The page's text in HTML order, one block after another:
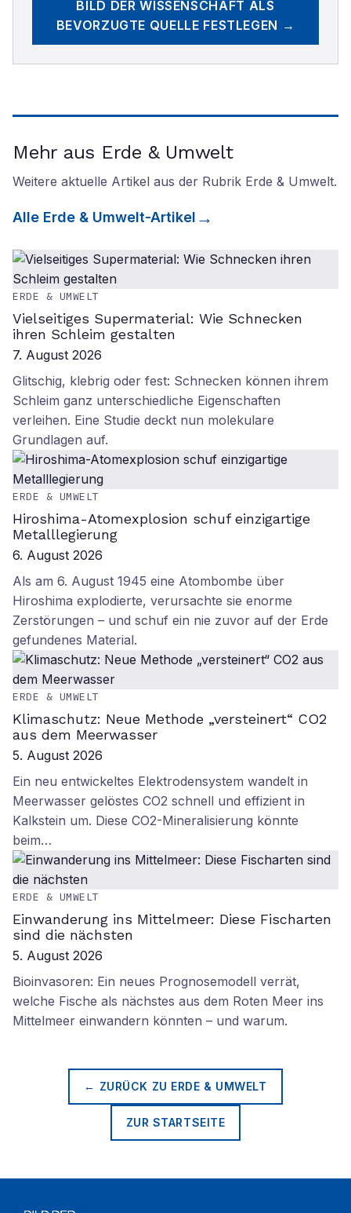
BILD DER WISSENSCHAFT ALS
BEVORZUGTE QUELLE FESTLEGEN →
Mehr aus Erde & Umwelt
Weitere aktuelle Artikel aus der Rubrik Erde & Umwelt.
Alle Erde & Umwelt-Artikel
ERDE & UMWELT
Vielseitiges Supermaterial: Wie Schnecken
ihren Schleim gestalten
7. August 2026
Glitschig, klebrig oder fest: Schnecken können ihrem
Schleim ganz unterschiedliche Eigenschaften
verleihen. Eine Studie deckt nun molekulare
Grundlagen auf.
ERDE & UMWELT
Hiroshima-Atomexplosion schuf einzigartige
Metalllegierung
6. August 2026
Als am 6. August 1945 eine Atombombe über
Hiroshima explodierte, verursachte sie enorme
Zerstörungen – und schuf ein nie zuvor auf der Erde
gefundenes Material.
ERDE & UMWELT
Klimaschutz: Neue Methode „versteinert“ CO2
aus dem Meerwasser
5. August 2026
Ein neu entwickeltes Elektrodensystem wandelt in
Meerwasser gelöstes CO2 schnell und effizient in
Kalkstein um. Diese CO2-Mineralisierung könnte
beim…
ERDE & UMWELT
Einwanderung ins Mittelmeer: Diese Fischarten
sind die nächsten
5. August 2026
Bioinvasoren: Ein neues Prognosemodell verrät,
welche Fische als nächstes aus dem Roten Meer ins
Mittelmeer einwandern könnten – und warum.
← ZURÜCK ZU ERDE & UMWELT
ZUR STARTSEITE